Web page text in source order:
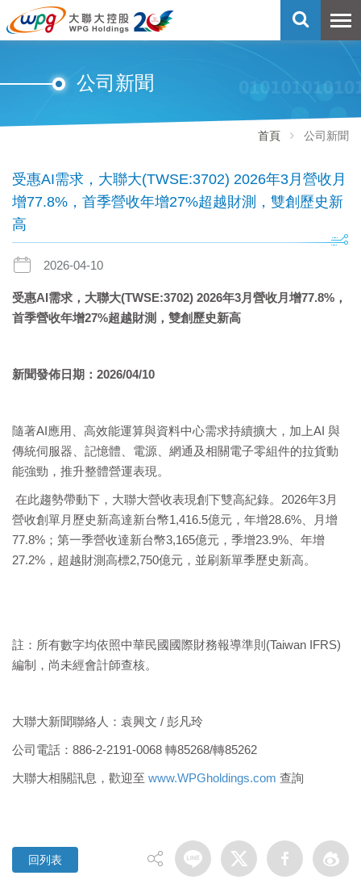
公司新聞
首頁 公司新聞
受惠AI需求，大聯大(TWSE:3702) 2026年3月營收月
增77.8%，首季營收年增27%超越財測，雙創歷史新
高
2026-04-10
受惠AI需求，大聯大(TWSE:3702) 2026年3月營收月增77.8% ，
首季營收年增27%超越財測，雙創歷史新高
新聞發佈日期： 2026/04/10
隨著AI應用、高效能運算與資料中心需求持續擴大，加上AI 與
傳統伺服器、記憶體、電源、網通及相關電子零組件的拉貨動
能強勁，推升整體營運表現。
在此趨勢帶動下，大聯大營收表現創下雙高紀錄。2026年3月
營收創單月歷史新高達新台幣1,416.5億元，年增28.6%、月增
77.8%；第一季營收達新台幣3,165億元，季增23.9%、年增
27.2%，超越財測高標2,750億元，並刷新單季歷史新高。
註：所有數字均依照中華民國國際財務報導準則(Taiwan IFRS)
編制，尚未經會計師查核。
大聯大新聞聯絡人：袁興文 / 彭凡玲
公司電話：886-2-2191-0068 轉85268/轉85262
大聯大相關訊息，歡迎至 www.WPGholdings.com 查詢
回列表